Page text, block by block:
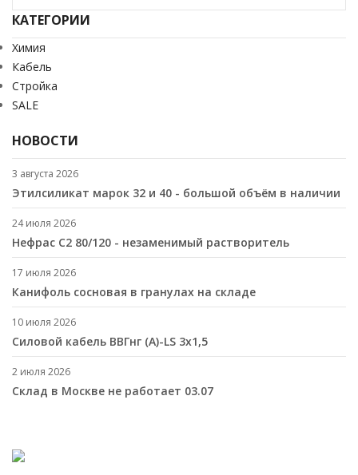
КАТЕГОРИИ
Химия
Кабель
Стройка
SALE
НОВОСТИ
3 августа 2026
Этилсиликат марок 32 и 40 - большой объём в наличии
24 июля 2026
Нефрас С2 80/120 - незаменимый растворитель
17 июля 2026
Канифоль сосновая в гранулах на складе
10 июля 2026
Cиловой кабель ВВГнг (A)-LS 3х1,5
2 июля 2026
Склад в Москве не работает 03.07